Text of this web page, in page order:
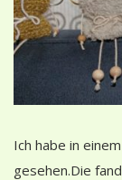
Ich habe in
gesehen.Die